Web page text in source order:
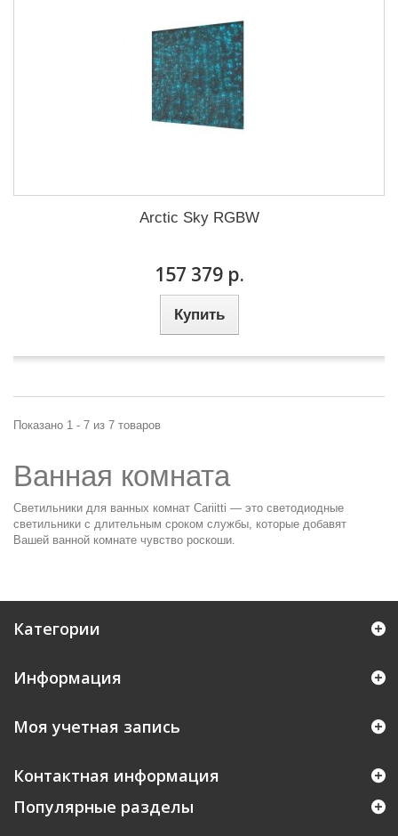
Arctic Sky RGBW
157 379 р.
Купить
Показано 1 - 7 из 7 товаров
Ванная комната
Светильники для ванных комнат Cariitti — это светодиодные
светильники с длительным сроком службы, которые добавят
Вашей ванной комнате чувство роскоши.
Категории
Информация
Моя учетная запись
Контактная информация
Популярные разделы